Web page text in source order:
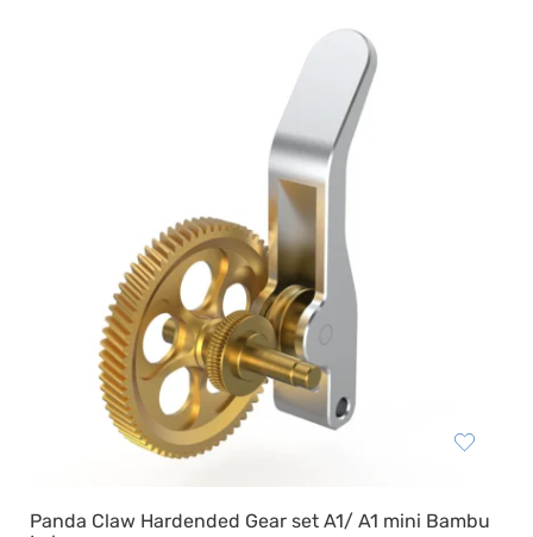
Panda Claw Hardended Gear set A1/ A1 mini Bambu